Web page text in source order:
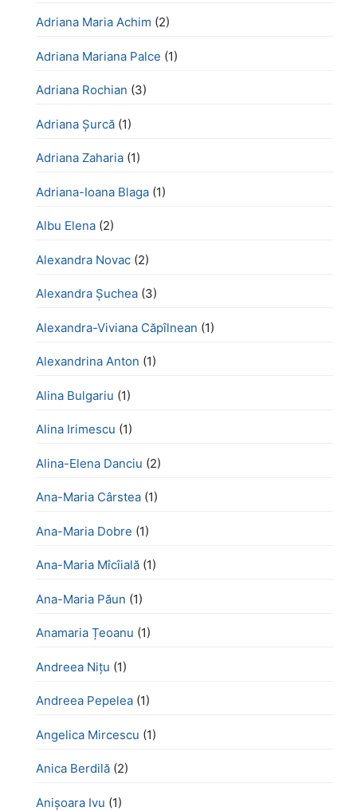
Adriana Maria Achim (2)
Adriana Mariana Palce (1)
Adriana Rochian (3)
Adriana Șurcă (1)
Adriana Zaharia (1)
Adriana-Ioana Blaga (1)
Albu Elena (2)
Alexandra Novac (2)
Alexandra Șuchea (3)
Alexandra-Viviana Căpîlnean (1)
Alexandrina Anton (1)
Alina Bulgariu (1)
Alina Irimescu (1)
Alina-Elena Danciu (2)
Ana-Maria Cârstea (1)
Ana-Maria Dobre (1)
Ana-Maria Mîcîială (1)
Ana-Maria Păun (1)
Anamaria Țeoanu (1)
Andreea Nițu (1)
Andreea Pepelea (1)
Angelica Mircescu (1)
Anica Berdilă (2)
Anișoara Ivu (1)